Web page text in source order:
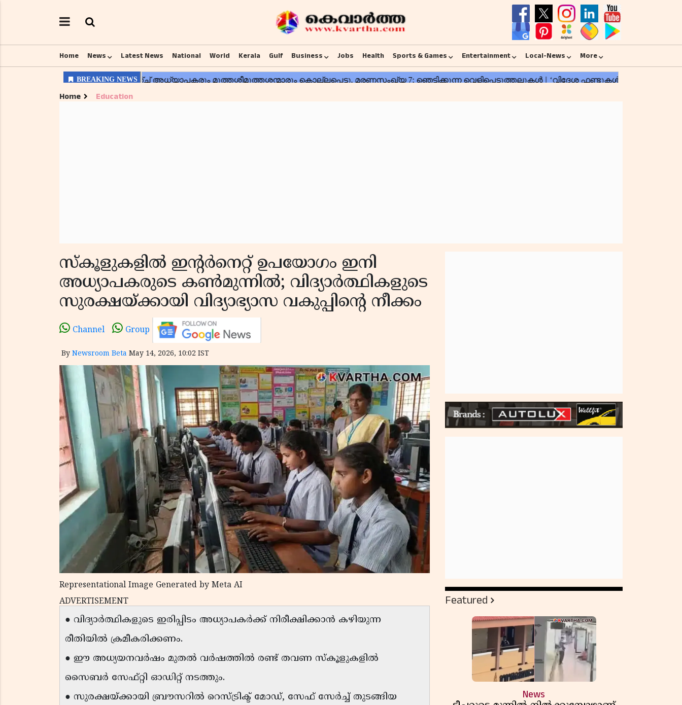
Home News Latest News National World Kerala Gulf Business Jobs Health Sports & Games Entertainment Local-News More
Home Education
സ്കൂളുകളിൽ ഇന്റർനെറ്റ് ഉപയോഗം ഇനി
അധ്യാപകരുടെ കൺമുന്നിൽ; വിദ്യാർത്ഥികളുടെ
സുരക്ഷയ്ക്കായി വിദ്യാഭ്യാസ വകുപ്പിന്റെ നീക്കം
Channel Group
By Newsroom Beta May 14, 2026, 10:02 IST
Representational Image Generated by Meta AI
ADVERTISEMENT
● വിദ്യാർത്ഥികളുടെ ഇരിപ്പിടം അധ്യാപകർക്ക് നിരീക്ഷിക്കാൻ കഴിയുന്ന
രീതിയിൽ ക്രമീകരിക്കണം.
● ഈ അധ്യയനവർഷം മുതൽ വർഷത്തിൽ രണ്ട് തവണ സ്കൂളുകളിൽ
സൈബർ സേഫ്റ്റി ഓഡിറ്റ് നടത്തും.
● സുരക്ഷയ്ക്കായി ബ്രൗസറിൽ റെസ്ട്രിക്ട് മോഡ്, സേഫ് സേർച്ച് തുടങ്ങിയ
Featured
News